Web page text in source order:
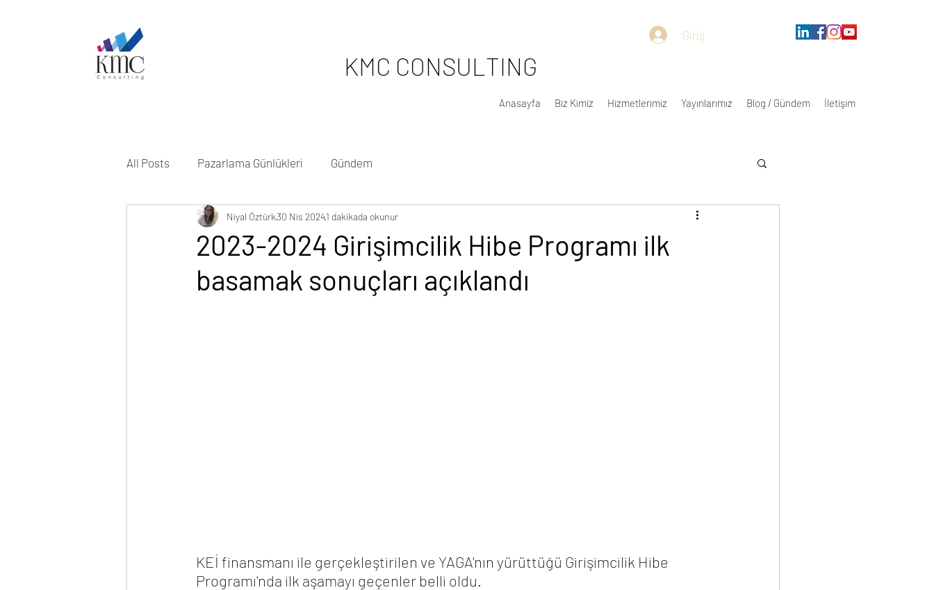
Giriş
KMC CONSULTING
Anasayfa Biz Kimiz Hizmetlerimiz Yayınlarımız Blog / Gündem İletişim
All Posts Pazarlama Günlükleri Gündem
2023-2024 Girişimcilik Hibe Programı ilk
basamak sonuçları açıklandı
Niyal Öztürk30 Nis 20241 dakikada okunur
KEİ finansmanı ile gerçekleştirilen ve YAGA'nın yürüttüğü Girişimcilik Hibe
Programı'nda ilk aşamayı geçenler belli oldu.